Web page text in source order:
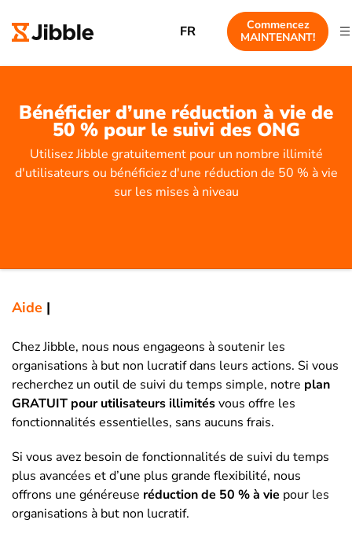
FR
Commencez
MAINTENANT!
Bénéficier d’une réduction à vie de
50 % pour le suivi des ONG
Utilisez Jibble gratuitement pour un nombre illimité
d'utilisateurs ou bénéficiez d'une réduction de 50 % à vie
sur les mises à niveau
Aide |
Chez Jibble, nous nous engageons à soutenir les
organisations à but non lucratif dans leurs actions. Si vous
recherchez un outil de suivi du temps simple, notre plan
GRATUIT pour utilisateurs illimitésvous offre les
fonctionnalités essentielles, sans aucuns frais.
Si vous avez besoin de fonctionnalités de suivi du temps
plus avancées et d’une plus grande flexibilité, nous
offrons une généreuse réduction de 50 % à vie pour les
organisations à but non lucratif.